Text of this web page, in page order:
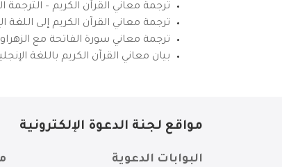
ترجمة معاني القرآن الكريم – الترجمة
ترجمة معاني القرآن الكريم إلى
ترجمة معاني سورة الفاتحة مع
بيان معاني القرآن الكريم باللغة
مواقع لجنة الدعوة الإلكترونية
البوابات الدعوية